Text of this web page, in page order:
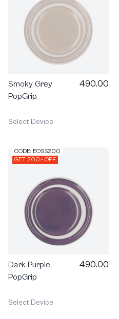
Smoky Grey
PopGrip
490.00
Select Device
CODE: EOSS200
GET 200.- OFF
Dark Purple
PopGrip
490.00
Select Device